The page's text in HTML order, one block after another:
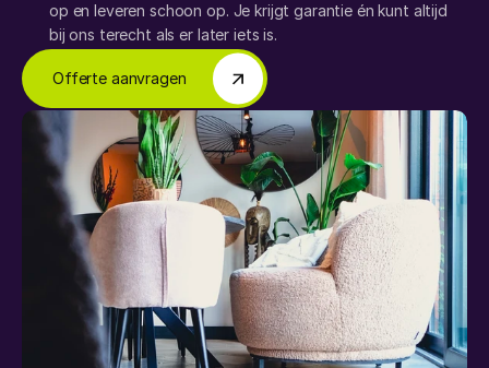
op en leveren schoon op. Je krijgt garantie én kunt altijd
bij ons terecht als er later iets is.
Offerte aanvragen